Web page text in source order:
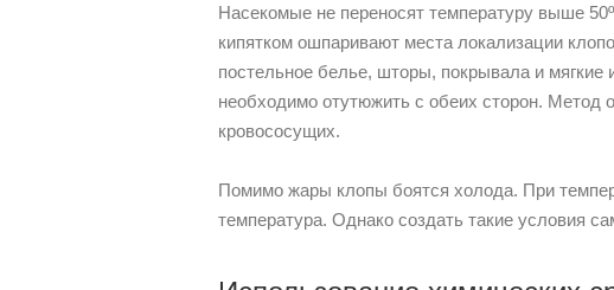
Насекомые не переносят температуру выше
кипятком ошпаривают места локализации
постельное белье, шторы, покрывала и мягкие
необходимо отутюжить с обеих сторон. Метод
кровососущих.
Помимо жары клопы боятся холода. При
температура. Однако создать такие условия